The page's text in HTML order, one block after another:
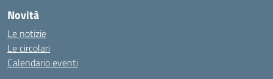
Novità
Le notizie
Le circolari
Calendario eventi